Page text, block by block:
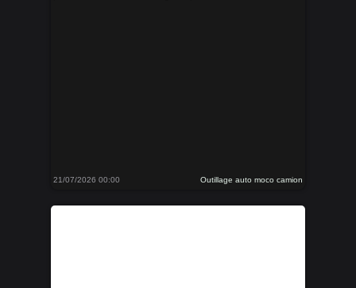
21/07/2026 00:00 Outillage auto moco camion